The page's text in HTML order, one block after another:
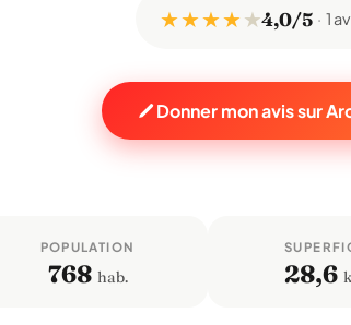
★ ★ ★ ★★4,0/5 1
Donner mon avis sur
POPULATION
768 hab. 28,6